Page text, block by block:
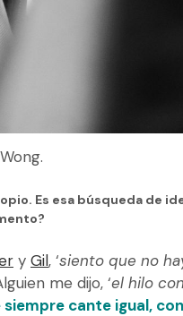
Es esa búsqueda de
y Gil, ‘siento que no
me dijo, ‘el hilo
siempre cante igual,